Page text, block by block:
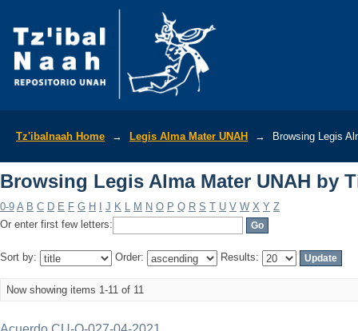
Tz'ibalnaah Home → Legis Alma Mater UNAH → Browsing Legis
Browsing Legis Alma Mater UNAH by
0-9 A B C D E F G H J K L M N O P Q R S T U V W X Y Z
Or enter first few letters:
Sort by: Order: Results:
Now showing items 1-11 of 11